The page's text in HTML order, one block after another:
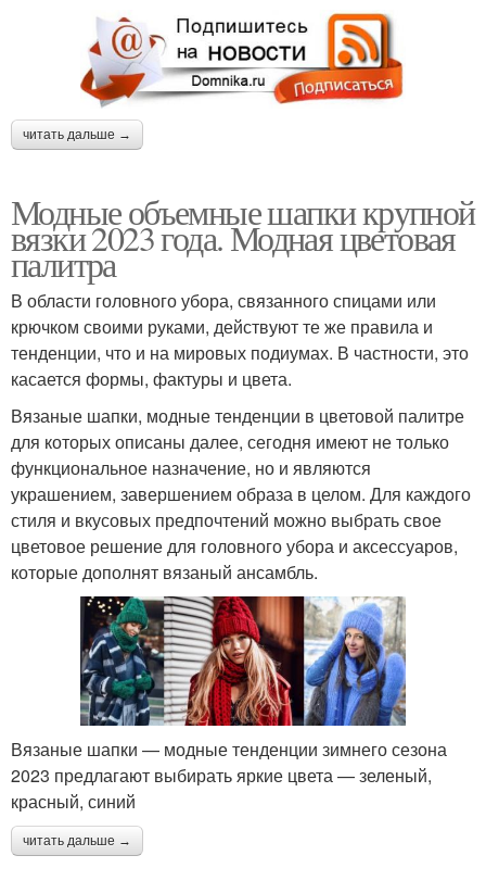
читать дальше →
Модные объемные шапки крупной
вязки 2023 года. Модная цветовая
палитра
В области головного убора, связанного спицами или
крючком своими руками, действуют те же правила и
тенденции, что и на мировых подиумах. В частности, это
касается формы, фактуры и цвета.
Вязаные шапки, модные тенденции в цветовой палитре
для которых описаны далее, сегодня имеют не только
функциональное назначение, но и являются
украшением, завершением образа в целом. Для каждого
стиля и вкусовых предпочтений можно выбрать свое
цветовое решение для головного убора и аксессуаров,
которые дополнят вязаный ансамбль.
Вязаные шапки — модные тенденции зимнего сезона
2023 предлагают выбирать яркие цвета — зеленый,
красный, синий
читать дальше →